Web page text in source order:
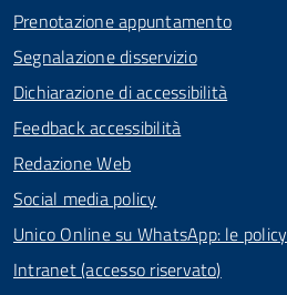
Prenotazione appuntamento
Segnalazione disservizio
Dichiarazione di accessibilità
Feedback accessibilità
Redazione Web
Social media policy
Unico Online su WhatsApp: le policy
Intranet (accesso riservato)